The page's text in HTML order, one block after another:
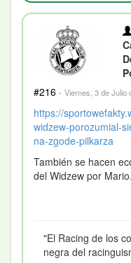
#216 · Viernes, 3 de Julio
https://
widzew-porozumial-
na-zgode-pilkarza
También se hacen
del Widzew por Mario.
"El Racing de los
negra del